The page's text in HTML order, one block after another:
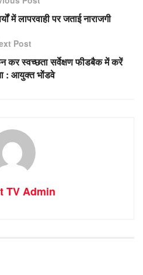
में लापरवाही पर जताई नाराजगी
Post
कर स्वच्छता सर्वेक्षण फीडबैक में करें
: आयुक्त भोंडवे
TV Admin